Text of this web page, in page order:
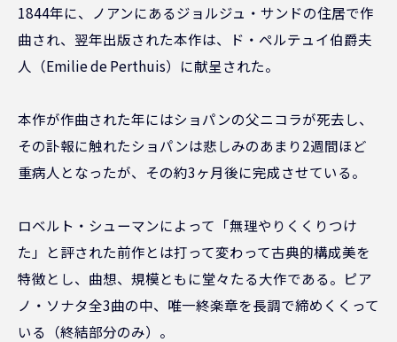
1844年に、ノアンにあるジョルジュ・サンドの住居で作
曲され、翌年出版された本作は、ド・ペルテュイ伯爵夫
人（Emilie de Perthuis）に献呈された。
本作が作曲された年にはショパンの父ニコラが死去し、
その訃報に触れたショパンは悲しみのあまり2週間ほど
重病人となったが、その約3ヶ月後に完成させている。
ロベルト・シューマンによって「無理やりくくりつけ
た」と評された前作とは打って変わって古典的構成美を
特徴とし、曲想、規模ともに堂々たる大作である。ピア
ノ・ソナタ全3曲の中、唯一終楽章を長調で締めくくって
いる（終結部分のみ）。